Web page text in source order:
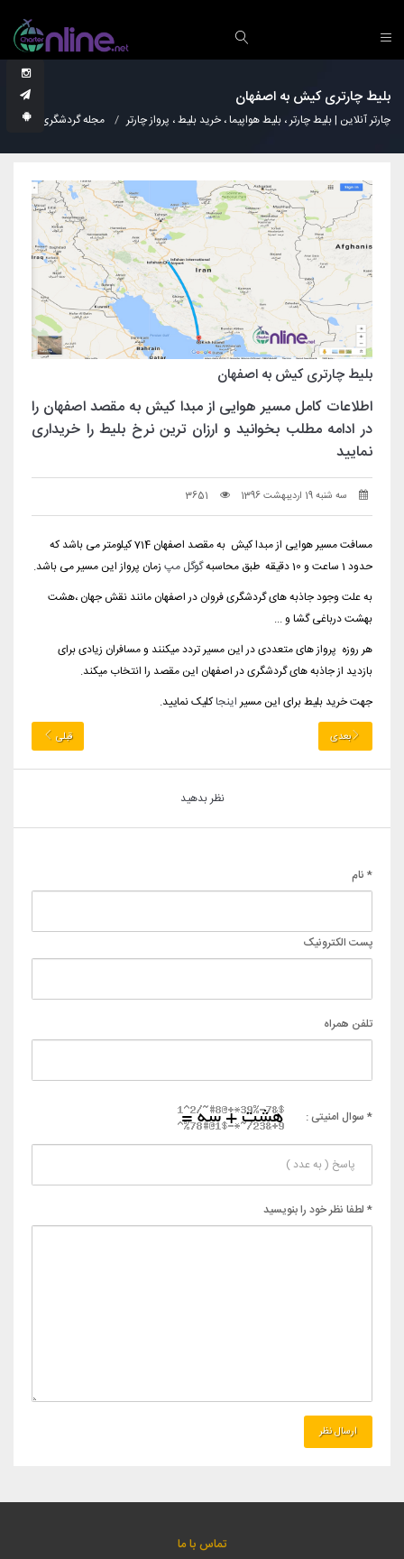
بلیط چارتری کیش به اصفهان
چارتر آنلاین | بلیط چارتر ، بلیط هواپیما ، خرید بلیط ، پرواز چارتر مجله گردشگری
بلیط چارتری کیش به اصفهان
اطلاعات کامل مسیر هوایی از مبدا کیش به مقصد اصفهان را
در ادامه مطلب بخوانید و ارزان ترین نرخ بلیط را خریداری
نمایید
سه شنبه 19 اردیبهشت 1396 3651
مسافت مسیر هوایی از مبدا کیش به مقصد اصفهان 714 کیلومتر می باشد که
حدود 1 ساعت و 10 دقیقه طبق محاسبه
گوگل مپ زمان پرواز این مسیر می باشد.
به علت وجود جاذبه های گردشگری فروان در اصفهان مانند نقش جهان ،هشت
بهشت درباغی گشا و ...
هر روزه پرواز های متعددی در این مسیر تردد میکنند و مسافران زیادی برای
بازدید از جاذبه های گردشگری در اصفهان این مقصد را انتخاب میکند.
جهت خرید بلیط برای این مسیر اینجاکلیک نمایید.
بعدی قبلی
نظر بدهید
* نام
پست الکترونیک
تلفن همراه
* سوال امنیتی :
* لطفا نظر خود را بنویسید
تماس با ما